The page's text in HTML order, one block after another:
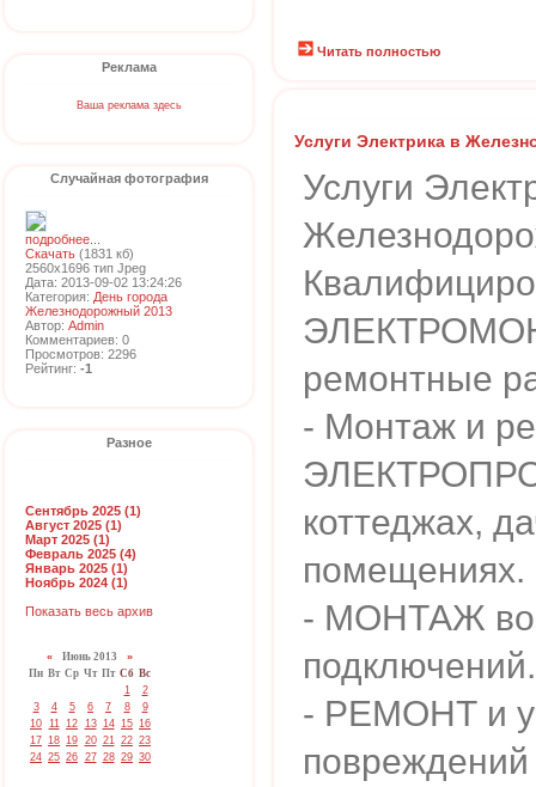
Реклама
Ваша реклама здесь
Случайная фотография
подробнее...
Скачать (1831 кб)
2560x1696 тип Jpeg
Дата: 2013-09-02 13:24:26
Категория: День города
Железнодорожный 2013
Автор: Admin
Комментариев: 0
Просмотров: 2296
Рейтинг: -1
Разное
Сентябрь 2025 (1)
Август 2025 (1)
Март 2025 (1)
Февраль 2025 (4)
Январь 2025 (1)
Ноябрь 2024 (1)
Показать весь архив
« Июнь 2013 »
Пн Вт Ср Чт Пт Сб Вс
1
2
3
4 5 6 7 8
9
10 11 12 13 14 15 16
17 18 19 20 21 22 23
24 25 26 27 28 29 30
Читать полностью
Услуги Электрика в
Услуги
ремонтные
- Монтаж и
коттеджах,
помещениях.
- МОНТАЖ
подключений.
- РЕМОНТ и
повреждений